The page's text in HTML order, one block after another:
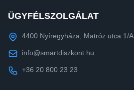
ÜGYFÉLSZOLGÁLAT
4400 Nyíregyháza, Matróz utca 1/A
info@smartdiszkont.hu
+36 20 800 23 23